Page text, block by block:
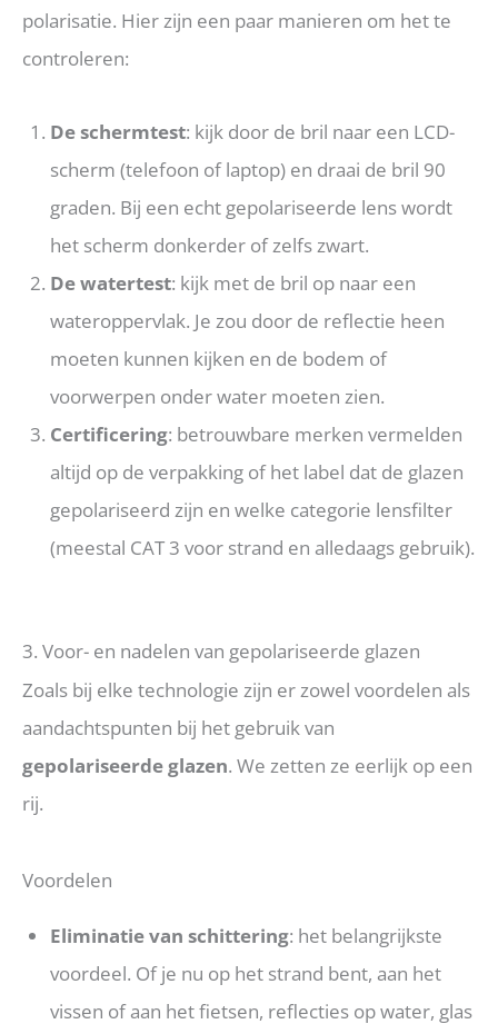
polarisatie. Hier zijn een paar manieren om het te
controleren:
De schermtest: kijk door de bril naar een LCD-
scherm (telefoon of laptop) en draai de bril 90
graden. Bij een echt gepolariseerde lens wordt
het scherm donkerder of zelfs zwart.
De watertest: kijk met de bril op naar een
wateroppervlak. Je zou door de reflectie heen
moeten kunnen kijken en de bodem of
voorwerpen onder water moeten zien.
Certificering: betrouwbare merken vermelden
altijd op de verpakking of het label dat de glazen
gepolariseerd zijn en welke categorie lensfilter
(meestal CAT 3 voor strand en alledaags gebruik).
3. Voor- en nadelen van gepolariseerde glazen
Zoals bij elke technologie zijn er zowel voordelen als
aandachtspunten bij het gebruik van
gepolariseerde glazen. We zetten ze eerlijk op een
rij.
Voordelen
Eliminatie van schittering: het belangrijkste
voordeel. Of je nu op het strand bent, aan het
vissen of aan het fietsen, reflecties op water, glas